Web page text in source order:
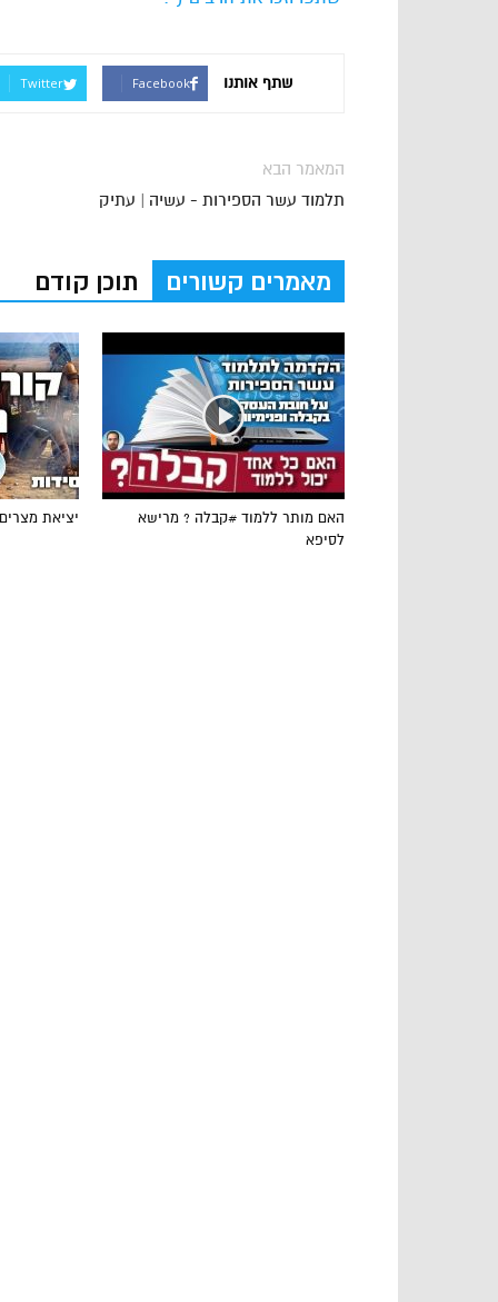
שתף אותנו Facebook
Twitter
המאמר הבא
תלמוד עשר הספירות - עשיה | עתיק
מאמרים קשורים תוכן קודם
יציאת מצרים
האם מותר ללמוד #קבלה ? מרישא
לסיפא